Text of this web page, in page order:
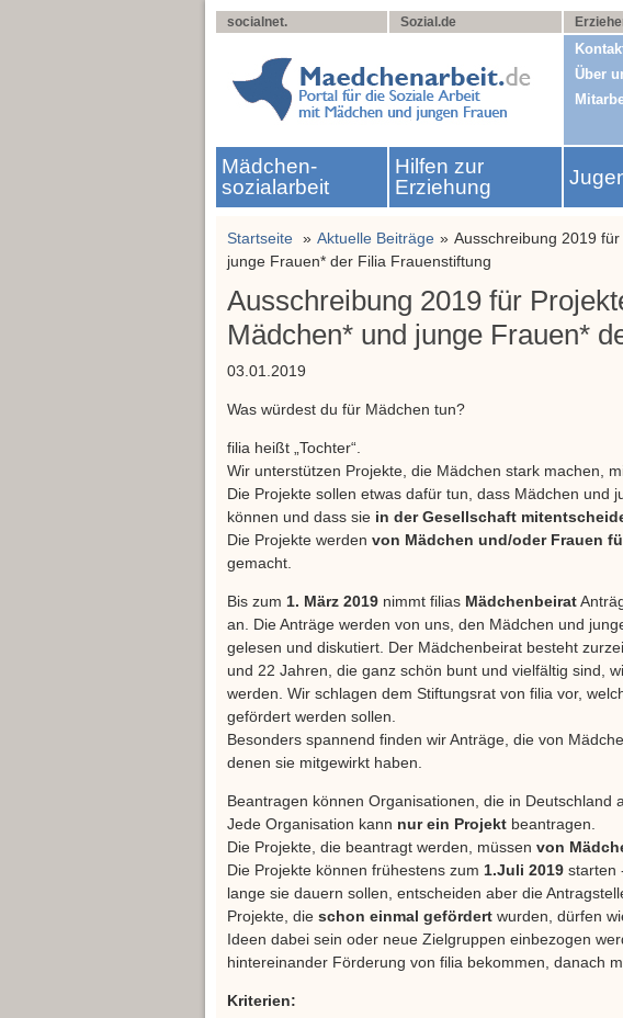
socialnet. Sozial.de
Über
Mädchen­
sozialarbeit
Hilfen zur
Erziehung
Startseite Aktuelle Beiträge
Ausschreibung 2019
junge Frauen* der Filia Frauenstiftung
Ausschreibung 2019 für
Mädchen* und junge Frauen*
03.01.2019
Was würdest du für Mädchen tun?
filia heißt „Tochter“.
Wir unterstützen Projekte, die Mädchen stark machen,
Die Projekte sollen etwas dafür tun, dass Mädchen und
können und dass sie in der Gesellschaft
Die Projekte werden von Mädchen und/oder Frauen
gemacht.
Bis zum 1. März 2019 nimmt filias Mädchenbeirat
an. Die Anträge werden von uns, den Mädchen und
gelesen und diskutiert. Der Mädchenbeirat besteht
und 22 Jahren, die ganz schön bunt und vielfältig sind,
werden. Wir schlagen dem Stiftungsrat von filia vor,
gefördert werden sollen.
Besonders spannend finden wir Anträge, die von
denen sie mitgewirkt haben.
Beantragen können Organisationen, die in Deutschland
Jede Organisation kann nur ein Projekt beantragen.
Die Projekte, die beantragt werden, müssen von
Die Projekte können frühestens zum 1.Juli 2019 starten
lange sie dauern sollen, entscheiden aber die
Projekte, die schon einmal gefördert wurden, dürfen
Ideen dabei sein oder neue Zielgruppen einbezogen
hintereinander Förderung von filia bekommen, danach
Kriterien: